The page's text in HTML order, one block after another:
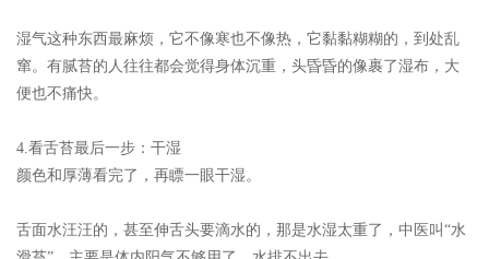
湿气这种东西最麻烦，它不像寒也不像热，它黏黏糊糊的，到处乱
窜。有腻苔的人往往都会觉得身体沉重，头昏昏的像裹了湿布，大
便也不痛快。
4.看舌苔最后一步：干湿
颜色和厚薄看完了，再瞟一眼干湿。
舌面水汪汪的，甚至伸舌头要滴水的，那是水湿太重了，中医叫“水